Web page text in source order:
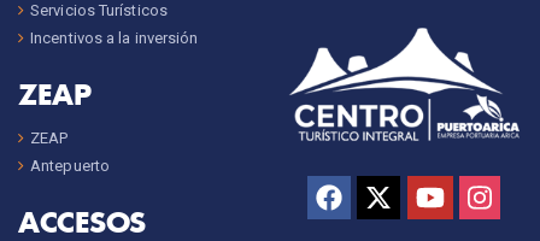
Servicios Turísticos
Incentivos a la inversión
ZEAP
ZEAP
Antepuerto
ACCESOS